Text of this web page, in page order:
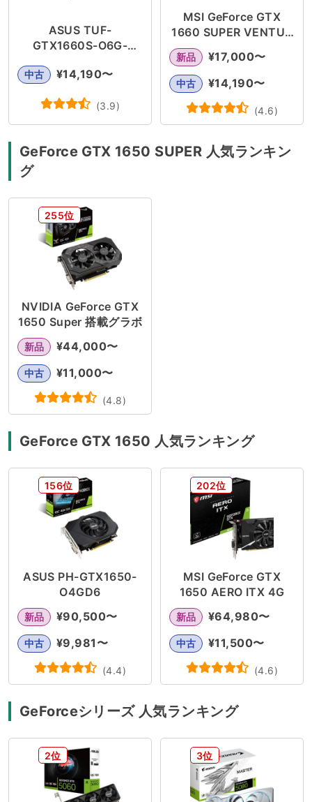
ASUS TUF-
GTX1660S-O6G-
中古 ¥14,190〜
(3.9)
MSI GeForce GTX
1660 SUPER VENTUS
新品 ¥17,000〜
中古 ¥14,190〜
(4.6)
GeForce GTX 1650 SUPER 人気ランキン
グ
255位
NVIDIA GeForce GTX
1650 Super 搭載グラボ
新品 ¥44,000〜
中古 ¥11,000〜
(4.8)
GeForce GTX 1650 人気ランキング
156位
ASUS PH-GTX1650-
O4GD6
新品 ¥90,500〜
中古 ¥9,981 〜
(4.4)
202位
MSI GeForce GTX
1650 AERO ITX 4G
新品 ¥64,980〜
中古 ¥11,500〜
(4.6)
GeForceシリーズ 人気ランキング
2位 3位